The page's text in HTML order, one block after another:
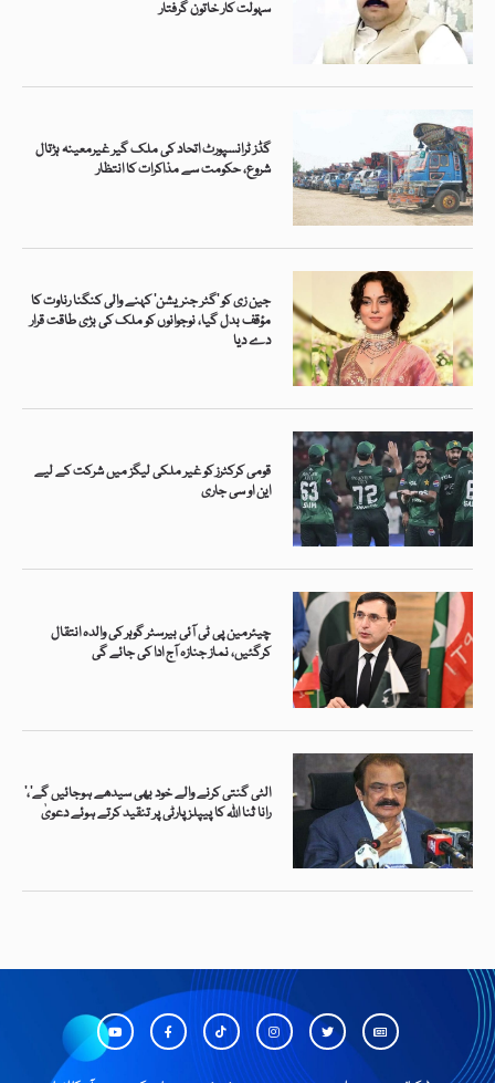
سہولت کار خاتون گرفتار
گڈز ٹرانسپورٹ اتحاد کی ملک گیر غیرمعینہ ہڑتال
شروع، حکومت سے مذاکرات کا انتظار
جین زی کو ’گٹر جنریشن‘ کہنے والی کنگنا رناوت کا
مؤقف بدل گیا، نوجوانوں کو ملک کی بڑی طاقت قرار
دے دیا
قومی کرکٹرز کو غیر ملکی لیگز میں شرکت کے لیے
این او سی جاری
چیئرمین پی ٹی آئی بیرسٹر گوہر کی والدہ انتقال
کرگئیں، نماز جنازہ آج ادا کی جائے گی
’الٹی گنتی کرنے والے خود بھی سیدھے ہوجائیں گے‘،
رانا ثنا اللہ کا پیپلز پارٹی پر تنقید کرتے ہوئے دعویٰ